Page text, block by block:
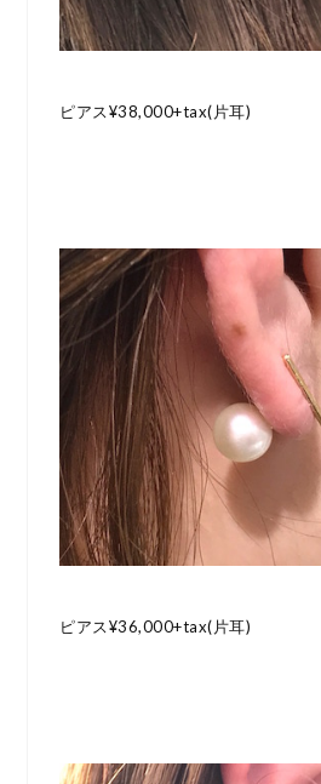
ピアス¥38,000+tax(片耳)
ピアス¥36,000+tax(片耳)